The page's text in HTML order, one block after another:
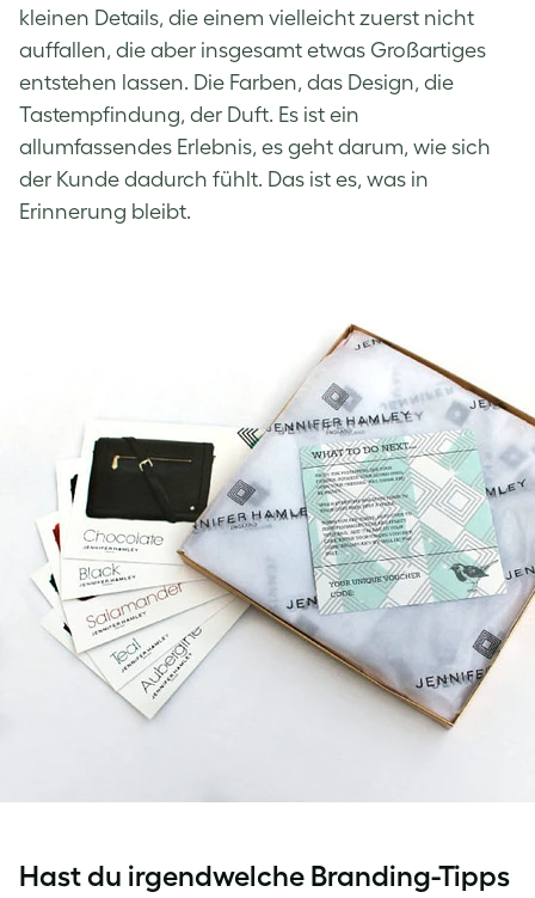
kleinen Details, die einem vielleicht zuerst nicht
auffallen, die aber insgesamt etwas Großartiges
entstehen lassen. Die Farben, das Design, die
Tastempfindung, der Duft. Es ist ein
allumfassendes Erlebnis, es geht darum, wie sich
der Kunde dadurch fühlt. Das ist es, was in
Erinnerung bleibt.
Hast du irgendwelche Branding-Tipps